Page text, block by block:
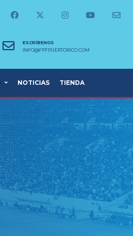
ESCRÍBENOS
INFO@FPFPUERTORICO.COM
NOTICIAS TIENDA